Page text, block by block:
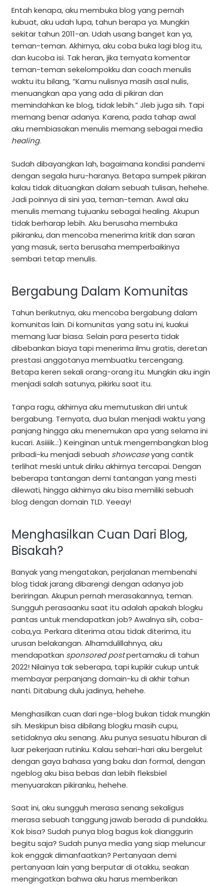
Entah kenapa, aku membuka blog yang pernah
kubuat, aku udah lupa, tahun berapa ya. Mungkin
sekitar tahun 2011-an. Udah usang banget kan ya,
teman-teman. Akhirnya, aku coba buka lagi blog itu,
dan kucoba isi. Tak heran, jika ternyata komentar
teman-teman sekelompokku dan coach menulis
waktu itu bilang, “Kamu nulisnya masih asal nulis,
menuangkan apa yang ada di pikiran dan
memindahkan ke blog, tidak lebih.” Jleb juga sih. Tapi
memang benar adanya. Karena, pada tahap awal
aku membiasakan menulis memang sebagai media
healing.
Sudah dibayangkan lah, bagaimana kondisi pandemi
dengan segala huru-haranya. Betapa sumpek pikiran
kalau tidak dituangkan dalam sebuah tulisan, hehehe.
Jadi poinnya di sini yaa, teman-teman. Awal aku
menulis memang tujuanku sebagai healing. Akupun
tidak berharap lebih. Aku berusaha membuka
pikiranku, dan mencoba menerima kritik dan saran
yang masuk, serta berusaha memperbaikinya
sembari tetap menulis.
Bergabung Dalam Komunitas
Tahun berikutnya, aku mencoba bergabung dalam
komunitas lain. Di komunitas yang satu ini, kuakui
memang luar biasa. Selain para peserta tidak
dibebankan biaya tapi menerima ilmu gratis, deretan
prestasi anggotanya membuatku tercengang.
Betapa keren sekali orang-orang itu. Mungkin aku ingin
menjadi salah satunya, pikirku saat itu.
Tanpa ragu, akhirnya aku memutuskan diri untuk
bergabung. Ternyata, dua bulan menjadi waktu yang
panjang hingga aku menemukan apa yang selama ini
kucari. Asiiiik..:) Keinginan untuk mengembangkan blog
pribadi-ku menjadi sebuah showcaseyang cantik
terlihat meski untuk diriku akhirnya tercapai. Dengan
beberapa tantangan demi tantangan yang mesti
dilewati, hingga akhirnya aku bisa memiliki sebuah
blog dengan domain TLD. Yeeay!
Menghasilkan Cuan Dari Blog,
Bisakah?
Banyak yang mengatakan, perjalanan membenahi
blog tidak jarang dibarengi dengan adanya job
beriringan. Akupun pernah merasakannya, teman.
Sungguh perasaanku saat itu adalah apakah blogku
pantas untuk mendapatkan job? Awalnya sih, coba-
coba,ya. Perkara diterima atau tidak diterima, itu
urusan belakangan. Alhamdulillahnya, aku
mendapatkan sponsored postpertamaku di tahun
2022! Nilainya tak seberapa, tapi kupikir cukup untuk
membayar perpanjang domain-ku di akhir tahun
nanti. Ditabung dulu jadinya, hehehe.
Menghasilkan cuan dari nge-blog bukan tidak mungkin
sih. Meskipun bisa dibilang blogku masih cupu,
setidaknya aku senang. Aku punya sesuatu hiburan di
luar pekerjaan rutinku. Kalau sehari-hari aku bergelut
dengan gaya bahasa yang baku dan formal, dengan
ngeblog aku bisa bebas dan lebih fleksbiel
menyuarakan pikiranku, hehehe.
Saat ini, aku sungguh merasa senang sekaligus
merasa sebuah tanggung jawab berada di pundakku.
Kok bisa? Sudah punya blog bagus kok dianggurin
begitu saja? Sudah punya media yang siap meluncur
kok enggak dimanfaatkan? Pertanyaan demi
pertanyaan lain yang berputar di otakku, seakan
mengingatkan bahwa aku harus memberikan